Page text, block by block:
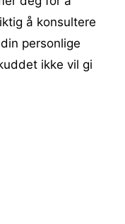
å konsultere
personlige
ikke vil gi